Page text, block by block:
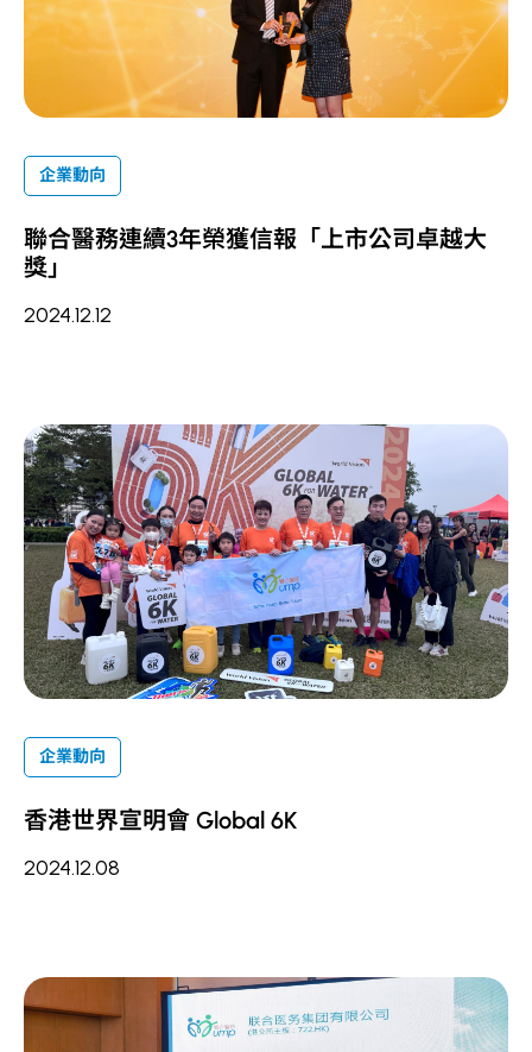
企業動向
聯合醫務連續3年榮獲信報「上市公司卓越大
獎」
2024.12.12
企業動向
香港世界宣明會 Global 6K
2024.12.08